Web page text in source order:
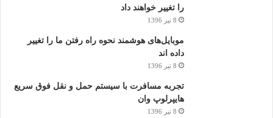
را تغییر خواهند داد
8 تیر 1396
موبایل‌های هوشمند نحوه راه رفتن ما را تغییر
داده اند
8 تیر 1396
تجربه مسافرت با سیستم حمل و نقل فوق سریع
هایپرلوپ وان
8 تیر 1396